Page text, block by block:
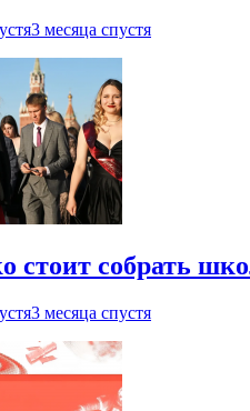
3 месяца спустя
стоит собрать
3 месяца спустя